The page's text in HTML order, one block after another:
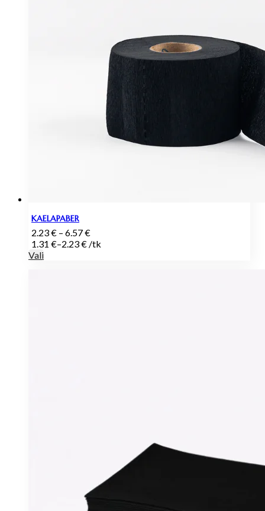
KAELAPABER
2.23€ – 6.57€Hinnavahemik:
2.23 €
1.31 €–2.23€ /tk
Vali